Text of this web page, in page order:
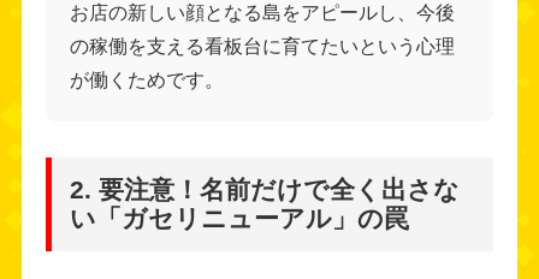
お店の新しい顔となる島をアピールし、今後
の稼働を支える看板台に育てたいという心理
が働くためです。
2. 要注意！名前だけで全く出さな
い「ガセリニューアル」の罠